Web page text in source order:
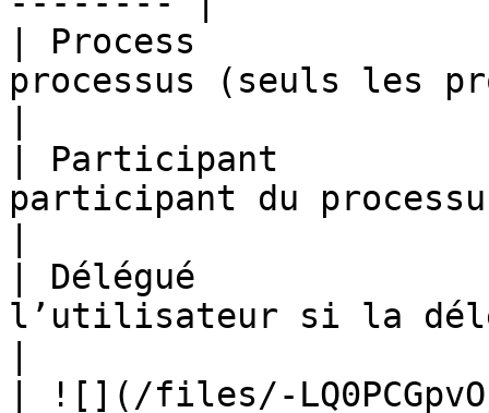
| Process
processus (seuls les
| Participant
participant du
| Délégué
l’utilisateur si la
| ![](/files/-